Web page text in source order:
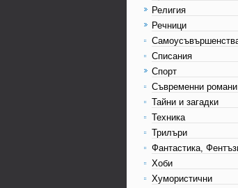
Религия
Речници
Списания
Спорт
Съвременни романи
Тайни и загадки
Техника
Трилъри
Фантастика,
Хоби
Хумористични